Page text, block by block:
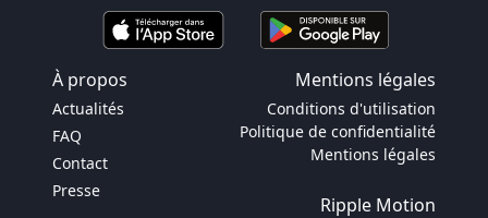
À propos Mentions légales
Actualités
FAQ
Contact
Presse
Conditions d'utilisation
Politique de confidentialité
Mentions légales
Ripple Motion